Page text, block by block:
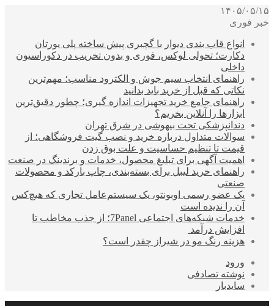
۱۴۰۵/۰۵/۱۵
خبر فوری
انواع قاب بندی دیوار با گچبری پیش ساخته پلی یورتان
دکارت؛ تحولی لوکس، فوری و بدون تخریب در دکوراسیون
داخلی
راهنمای انتخاب سیم جوش و الکترود مناسب؛ مهم‌ترین
نکاتی که قبل از خرید باید بدانید
راهنمای جامع خرید تجهیزات اندازه گیری؛ چطور دقیق‌ترین
ابزارها را آنلاین بخریم؟
دندانپزشکی تحت بیهوشی در شرق تهران
سوالات متداول درباره خرید و نصب گیت فروشگاهی؛ از
قیمت تا تنظیم حساسیت و علت بوق زدن
اهمیت آگهی برای تبلیغ محصول، خدمات و برندینگ در صنعت
راهنمای خرید لیبل برای بسته‌بندی، چاپ بارکد و محصولات
صنعتی
یک عضو رسمی اوبونتو، یک سیستم‌عامل تجاری که هیچ‌کس
آن را ندیده است
خدمات شبکه‌های اجتماعی 7Panel؛ از جذب مخاطب تا
افزایش درآمد
هزینه رنگ مو در شیراز چقدر است؟
ورود
نوشته تصادفی
سایدبار